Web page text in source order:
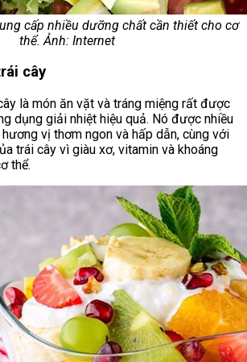
cấp nhiều dưỡng chất cần thiết cho cơ
thể. Ảnh: Internet
cây
là món ăn vặt và tráng miệng rất được
dụng giải nhiệt hiệu quả. Nó được nhiều
vị thơm ngon và hấp dẫn, cùng với
trái cây vì giàu xơ, vitamin và khoáng
thể.